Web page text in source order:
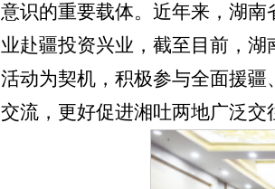
意识的重要载体。近年来，湖
业赴疆投资兴业，截至目前，
活动为契机，积极参与全面援疆
交流，更好促进湘吐两地广泛交